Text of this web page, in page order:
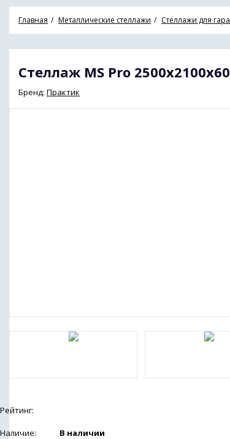
Главная Металлические стеллажи Стеллажи для
Стеллаж MS Pro
Бренд: Практик
Рейтинг:
Наличие: В наличии